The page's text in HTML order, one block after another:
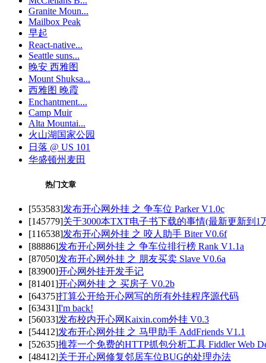
Granite Moun...
Mailbox Peak
早起
React-native...
Seattle suns...
晚安 西雅图
Mount Shuksa...
西雅图 晚霞
Enchantment....
Camp Muir
Alta Mountai...
火山湖国家公园
日落 @ US 101
华盛顿州麦田
热门文章
[553583]发布开心网外挂 之 争车位 Parker V1.0c
[145779]关于3000本TXT电子书下载的事情(最新更新到1
[116538]发布开心网外挂 之 咬人助手 Biter V0.6f
[88886]发布开心网外挂 之 争车位排行榜 Rank V1.1a
[87050]发布开心网外挂 之 朋友买卖 Slave V0.6a
[83900]开心网外挂开发手记
[81401]开心网外挂 之 买房子 V0.2b
[64375]打算公开给开心网写的所有外挂程序源代码
[63431]I'm back!
[56033]发布校内开心网Kaixin.com外挂 V0.3
[54412]发布开心网外挂 之 马甲助手 AddFriends V1.1
[52635]推荐一个免费的HTTP抓包分析工具 Fiddler Web
[48412]关于开心网修复邻居车位BUG的处理办法